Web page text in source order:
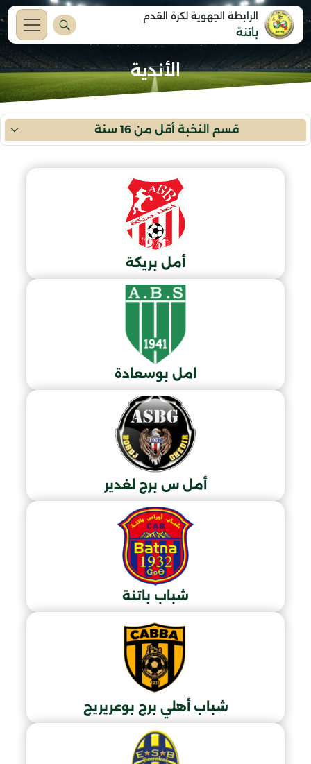
الرابطة الجهوية لكرة القدم
باتنة
الأندية
قسم النخبة أقل من 16 سنة
أمل بريكة
امل بوسعادة
أمل س برج لغدير
شباب باتنة
شباب أهلي برج بوعريريج